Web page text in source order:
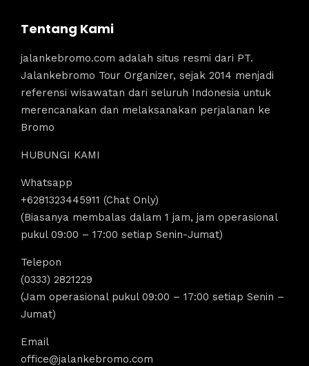
Tentang Kami
jalankebromo.com adalah situs resmi dari PT.
Jalankebromo Tour Organizer, sejak 2014 menjadi
referensi wisawatan dari seluruh Indonesia untuk
merencanakan dan melaksanakan perjalanan ke
Bromo
HUBUNGI KAMI
Whatsapp
+6281323445911 (Chat Only)
(Biasanya membalas dalam 1 jam, jam operasional
pukul 09:00 – 17:00 setiap Senin-Jumat)
Telepon
(0333) 2821229
(Jam operasional pukul 09:00 – 17:00 setiap Senin –
Jumat)
Email
office@jalankebromo.com